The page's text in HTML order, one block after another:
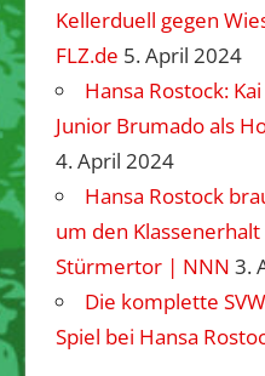
Kellerduell gegen
FLZ.de 5. April 2024
Hansa Rostock:
Junior Brumado als
4. April 2024
Hansa Rostock
um den
Stürmertor | NNN 3.
Die komplette
Spiel bei Hansa